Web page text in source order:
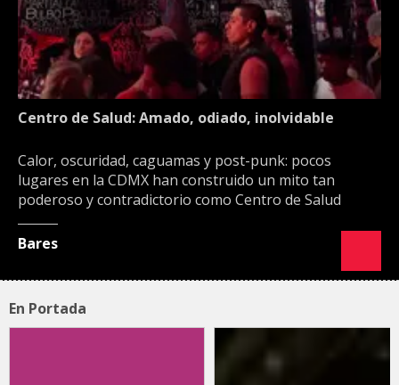
Centro de Salud: Amado, odiado, inolvidable
Calor, oscuridad, caguamas y post-punk: pocos
lugares en la CDMX han construido un mito tan
poderoso y contradictorio como Centro de Salud
Bares
En Portada